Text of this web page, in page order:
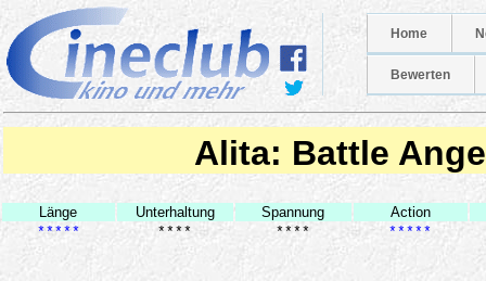
Home
Bewerten
Alita: Battle
Länge Unterhaltung Spannung
Action
*****
**** **** *****